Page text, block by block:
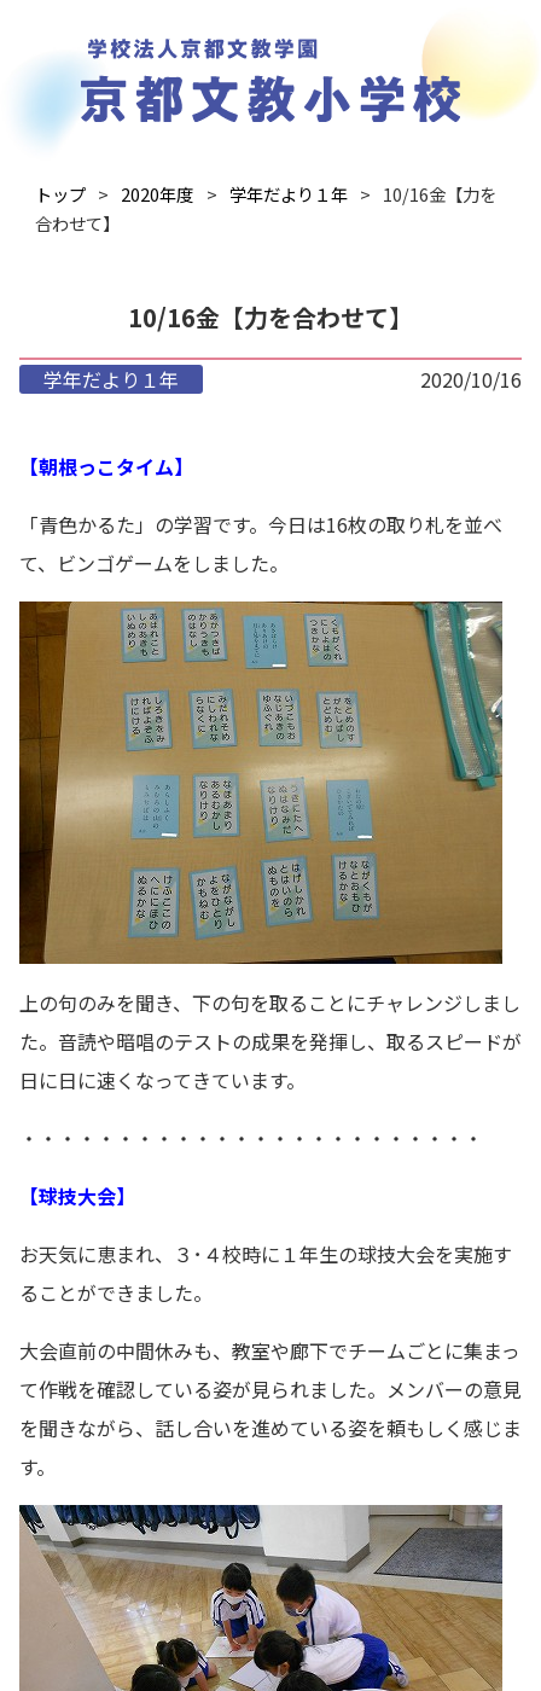
トップ 2020年度 学年だより１年
10/16金【力を
合わせて】
10/16金【力を合わせて】
学年だより１年 2020/10/16
【朝根っこタイム】
「青色かるた」の学習です。今日は16枚の取り札を並べ
て、ビンゴゲームをしました。
上の句のみを聞き、下の句を取ることにチャレンジしまし
た。音読や暗唱のテストの成果を発揮し、取るスピードが
日に日に速くなってきています。
・・・・・・・・・・・・・・・・・・・・・・・・
【球技大会】
お天気に恵まれ、３･４校時に１年生の球技大会を実施す
ることができました。
大会直前の中間休みも、教室や廊下でチームごとに集まっ
て作戦を確認している姿が見られました。メンバーの意見
を聞きながら、話し合いを進めている姿を頼もしく感じま
す。